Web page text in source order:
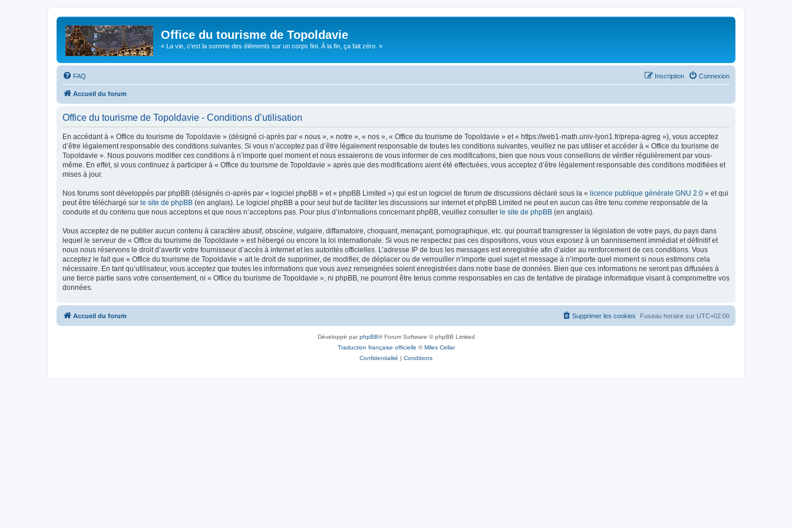
Office du tourisme de Topoldavie
« La vie, c'est la somme des éléments sur un corps fini. À la fin, ça fait zéro. »
FAQ Connexion
Inscription
Accueil du forum
Office du tourisme de Topoldavie - Conditions d’utilisation
En accédant à « Office du tourisme de Topoldavie » (désigné ci-après par « nous », « notre », « nos », « Office du tourisme de Topoldavie » et « https://web1-math.univ-lyon1.fr/prepa-agreg »), vous acceptez
d’être légalement responsable des conditions suivantes. Si vous n’acceptez pas d’être légalement responsable de toutes les conditions suivantes, veuillez ne pas utiliser et accéder à « Office du tourisme de
Topoldavie ». Nous pouvons modifier ces conditions à n’importe quel moment et nous essaierons de vous informer de ces modifications, bien que nous vous conseillons de vérifier régulièrement par vous-
même. En effet, si vous continuez à participer à « Office du tourisme de Topoldavie » après que des modifications aient été effectuées, vous acceptez d’être légalement responsable des conditions modifiées et
mises à jour.
Nos forums sont développés par phpBB (désignés ci-après par « logiciel phpBB » et « phpBB Limited ») qui est un logiciel de forum de discussions déclaré sous la « licence publique générale GNU 2.0 » et qui
peut être téléchargé sur le site de phpBB (en anglais). Le logiciel phpBB a pour seul but de faciliter les discussions sur internet et phpBB Limited ne peut en aucun cas être tenu comme responsable de la
conduite et du contenu que nous acceptons et que nous n’acceptons pas. Pour plus d’informations concernant phpBB, veuillez consulter le site de phpBB (en anglais).
Vous acceptez de ne publier aucun contenu à caractère abusif, obscène, vulgaire, diffamatoire, choquant, menaçant, pornographique, etc. qui pourrait transgresser la législation de votre pays, du pays dans
lequel le serveur de « Office du tourisme de Topoldavie » est hébergé ou encore la loi internationale. Si vous ne respectez pas ces dispositions, vous vous exposez à un bannissement immédiat et définitif et
nous nous réservons le droit d’avertir votre fournisseur d’accès à internet et les autorités officielles. L’adresse IP de tous les messages est enregistrée afin d’aider au renforcement de ces conditions. Vous
acceptez le fait que « Office du tourisme de Topoldavie » ait le droit de supprimer, de modifier, de déplacer ou de verrouiller n’importe quel sujet et message à n’importe quel moment si nous estimons cela
nécessaire. En tant qu’utilisateur, vous acceptez que toutes les informations que vous avez renseignées soient enregistrées dans notre base de données. Bien que ces informations ne seront pas diffusées à
une tierce partie sans votre consentement, ni « Office du tourisme de Topoldavie », ni phpBB, ne pourront être tenus comme responsables en cas de tentative de piratage informatique visant à compromettre vos
données.
Accueil du forum Fuseau horaire sur UTC+02:00
Supprimer les cookies
Développé parphpBB® Forum Software © phpBB Limited
Traduction française officielle ©Miles Cellar
Confidentialité | Conditions